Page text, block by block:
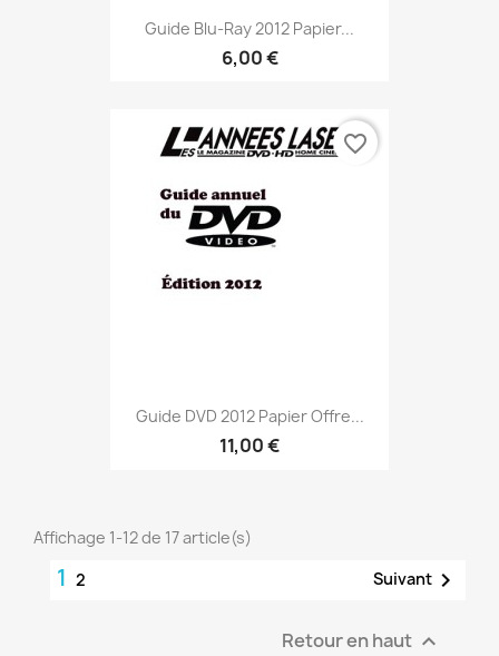
Guide Blu-Ray 2012 Papier...
6,00 €
Guide DVD 2012 Papier Offre...
11,00 €
favorite_border
Affichage 1-12 de 17 article(s)
1 2 Suivant 
Retour en haut 